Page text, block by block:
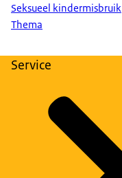
Seksueel kindermisbruik
Thema
Service